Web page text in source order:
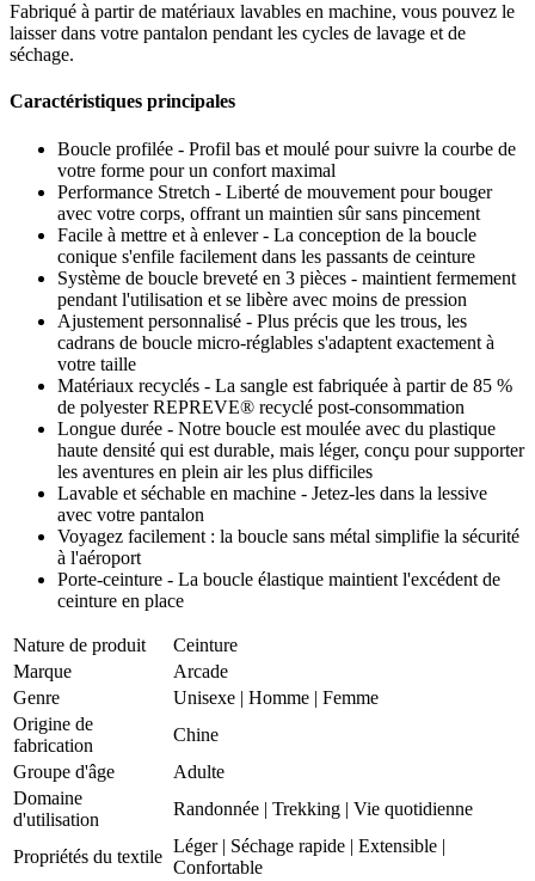
Fabriqué à partir de matériaux lavables en machine, vous pouvez le
laisser dans votre pantalon pendant les cycles de lavage et de
séchage.
Caractéristiques principales
Boucle profilée - Profil bas et moulé pour suivre la courbe de
votre forme pour un confort maximal
Performance Stretch - Liberté de mouvement pour bouger
avec votre corps, offrant un maintien sûr sans pincement
Facile à mettre et à enlever - La conception de la boucle
conique s'enfile facilement dans les passants de ceinture
Système de boucle breveté en 3 pièces - maintient fermement
pendant l'utilisation et se libère avec moins de pression
Ajustement personnalisé - Plus précis que les trous, les
cadrans de boucle micro-réglables s'adaptent exactement à
votre taille
Matériaux recyclés - La sangle est fabriquée à partir de 85 %
de polyester REPREVE®️ recyclé post-consommation
Longue durée - Notre boucle est moulée avec du plastique
haute densité qui est durable, mais léger, conçu pour supporter
les aventures en plein air les plus difficiles
Lavable et séchable en machine - Jetez-les dans la lessive
avec votre pantalon
Voyagez facilement : la boucle sans métal simplifie la sécurité
à l'aéroport
Porte-ceinture - La boucle élastique maintient l'excédent de
ceinture en place
Nature de produit
Ceinture
Marque
Arcade
Genre
Unisexe | Homme | Femme
Origine de
fabrication
Chine
Groupe d'âge
Adulte
Domaine
d'utilisation
Randonnée | Trekking | Vie quotidienne
Propriétés du textile
Léger| Séchage rapide | Extensible |
Confortable